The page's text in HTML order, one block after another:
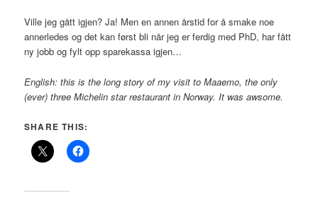
Ville jeg gått igjen? Ja! Men en annen årstid for å smake noe
annerledes og det kan først bli når jeg er ferdig med PhD, har fått
ny jobb og fylt opp sparekassa igjen…
English: this is the long story of my visit to Maaemo, the only
(ever) three Michelin star restaurant in Norway. It was awsome.
SHARE THIS: